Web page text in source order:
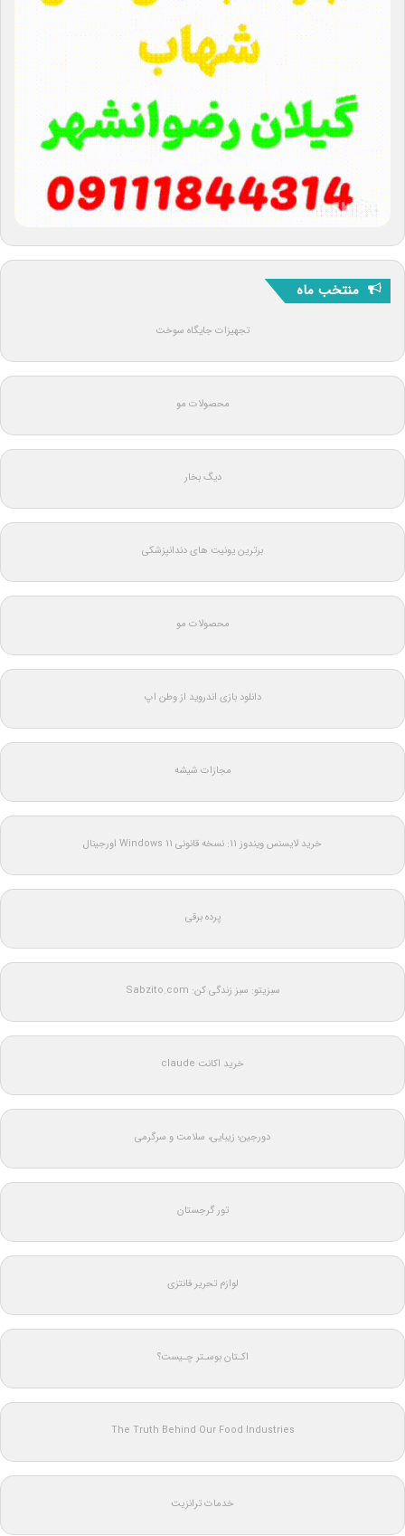
منتخب ماه
تجهیزات جایگاه سوخت
محصولات مو
دیگ بخار
برترین یونیت های دندانپزشکی
محصولات مو
دانلود بازی اندروید از وطن اپ
مجازات شیشه
خرید لایسنس ویندوز 11: نسخه قانونی Windows 11 اورجینال
پرده برقی
سبزیتو: سبز زندگی کن: Sabzito.com
خرید اکانت claude
دورجین؛ زیبایی، سلامت و سرگرمی
تور گرجستان
لوازم تحریر فانتزی
اکـتان بوسـتر چـیست؟
The Truth Behind Our Food Industries
خدمات ترانزیت